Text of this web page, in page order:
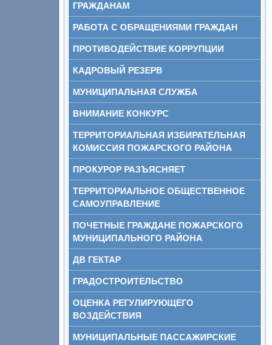
ГРАЖДАНАМ
РАБОТА С ОБРАЩЕНИЯМИ ГРАЖДАН
ПРОТИВОДЕЙСТВИЕ КОРРУПЦИИ
КАДРОВЫЙ РЕЗЕРВ
МУНИЦИПАЛЬНАЯ СЛУЖБА
ВНИМАНИЕ КОНКУРС
ТЕРРИТОРИАЛЬНАЯ ИЗБИРАТЕЛЬНАЯ
КОМИССИЯ ПОЖАРСКОГО РАЙОНА
ПРОКУРОР РАЗЪЯСНЯЕТ
ТЕРРИТОРИАЛЬНОЕ ОБЩЕСТВЕННОЕ
САМОУПРАВЛЕНИЕ
ПОЧЕТНЫЕ ГРАЖДАНЕ ПОЖАРСКОГО
МУНИЦИПАЛЬНОГО РАЙОНА
ДВ ГЕКТАР
ГРАДОСТРОИТЕЛЬСТВО
ОЦЕНКА РЕГУЛИРУЮЩЕГО
ВОЗДЕЙСТВИЯ
МУНИЦИПАЛЬНЫЕ ПАССАЖИРСКИЕ